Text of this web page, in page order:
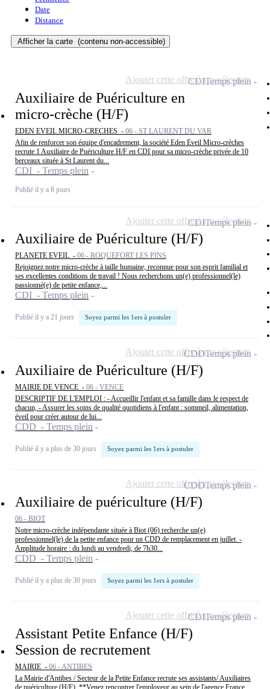
Date
Distance
Afficher la carte (contenu non-accessible)
Auxiliaire de Puériculture en
micro-crèche (H/F)
EDEN EVEIL MICRO-CRECHES - 06 - ST LAURENT DU VAR
Afin de renforcer son équipe d'encadrement, la société Eden Eveil Micro-crèches
recrute 1 Auxiliaire de Puériculture H/F en CDI pour sa micro-crèche privée de 10
berceaux située à St Laurent du...
CDI - Temps plein
Publié il y a 8 jours
CDITemps plein
Ajouter cette offre à ma sélection
Auxiliaire de Puériculture (H/F)
PLANETE EVEIL - 06 - ROQUEFORT LES PINS
Rejoignez notre micro-crèche à taille humaine, reconnue pour son esprit familial et
ses excellentes conditions de travail ! Nous recherchons un(e) professionnel(le)
passionné(e) de petite enfance,...
CDI - Temps plein
Publié il y a 21 jours Soyez parmi les 1ers à postuler
CDITemps plein
Ajouter cette offre à ma sélection
Auxiliaire de Puériculture (H/F)
MAIRIE DE VENCE - 06 - VENCE
DESCRIPTIF DE L'EMPLOI : - Accueillir l'enfant et sa famille dans le respect de
chacun, - Assurer les soins de qualité quotidiens à l'enfant : sommeil, alimentation,
éveil pour créer autour de lui...
CDD - Temps plein
Publié il y a plus de 30 jours Soyez parmi les 1ers à postuler
CDDTemps plein
Ajouter cette offre à ma sélection
Auxiliaire de puériculture (H/F)
06 - BIOT
Notre micro-crèche indépendante située à Biot (06) recherche un(e)
professionnel(le) de la petite enfance pour un CDD de remplacement en juillet. -
Amplitude horaire : du lundi au vendredi, de 7h30...
CDD - Temps plein
Publié il y a plus de 30 jours Soyez parmi les 1ers à postuler
CDDTemps plein
Ajouter cette offre à ma sélection
Assistant Petite Enfance (H/F)
Session de recrutement
MAIRIE - 06 - ANTIBES
La Mairie d'Antibes / Secteur de la Petite Enfance recrute ses assistants/ Auxiliaires
de puériculture (H/F). **Venez rencontrer l'employeur au sein de l'agence France
CDITemps plein
Ajouter cette offre à ma sélection